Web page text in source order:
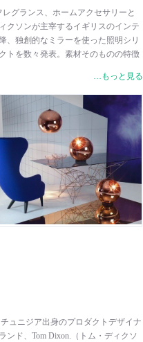
グランス、ホームアクセサリーと
クソンが主宰するイギリスのインテ
、独創的なミラーを使った照明シリ
トを数々発表。素材そのものの特徴
表現方法は一見英国的な側面を持ち
す。代表作の一つである「Sチェ
マネントコレクションに選ばれるな
…もっと見る
ュニジア出身のプロダクトデザイナ
ンド、Tom Dixon.（トム・ディクソ